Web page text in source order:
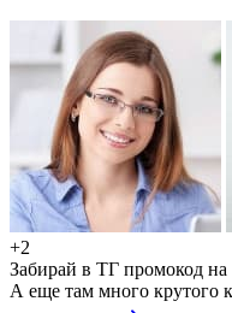
+2
Забирай в ТГ промокод на
А еще там много крутого